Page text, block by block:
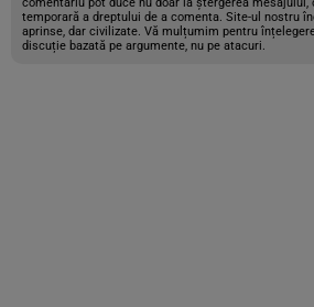
temporară a dreptului de a comenta. Site-ul nostru
aprinse, dar civilizate. Vă mulțumim pentru
discuție bazată pe argumente, nu pe atacuri.